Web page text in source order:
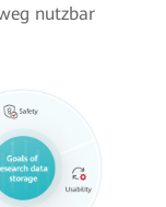
nutzbar